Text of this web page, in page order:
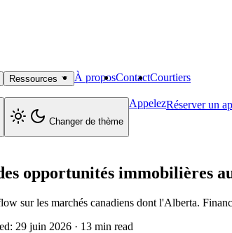
Ressources À proposContactCourtiers
Changer de thème
AppelezRéserver un
opportunités immobilières
sur les marchés canadiens dont l'Alberta.
29 juin 2026 · 13 min read